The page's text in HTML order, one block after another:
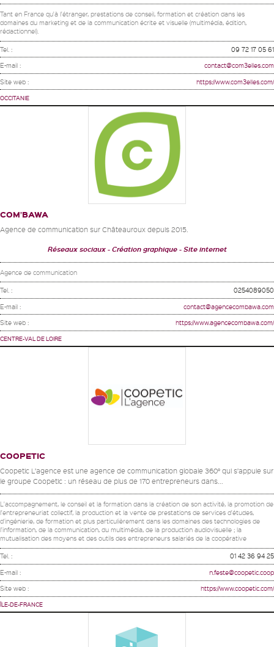
Tant en France qu'à l'étranger, prestations de conseil, formation et création dans les
domaines du marketing et de la communication écrite et visuelle (multimédia, édition,
rédactionnel).
Tel. : 09 72 17 05 61
E-mail : contact@com3elles.com
Site web : https://www.com3elles.com/
OCCITANIE
COM’BAWA
Agence de communication sur Châteauroux depuis 2015.
Réseaux sociaux Création graphique Site internet
Agence de communication
Tel. : 0254089050
E-mail : contact@agencecombawa.com
Site web : https://www.agencecombawa.com/
CENTRE-VAL DE LOIRE
COOPETIC
Coopetic L’agence est une agence de communication globale 360° qui s’appuie sur
le groupe Coopetic : un réseau de plus de 170 entrepreneurs dans...
L'accompagnement, le conseil et la formation dans la création de son activité, la promotion de
l'entrepreneuriat collectif, la production et la vente de prestations de services d'études,
d'ingénierie, de formation et plus particulièrement dans les domaines des technologies de
l'information, de la communication, du multimédia, de la production audiovisuelle ; la
mutualisation des moyens et des outils des entrepreneurs salariés de la coopérative
Tel. : 01 42 36 94 25
E-mail : n.feste@coopetic.coop
Site web : https://www.coopetic.com/
ÎLE-DE-FRANCE